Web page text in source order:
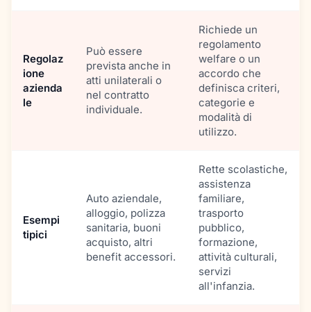
Regolaz
ione
azienda
le
Può essere
prevista anche in
atti unilaterali o
nel contratto
individuale.
Richiede un
regolamento
welfare o un
accordo che
definisca criteri,
categorie e
modalità di
utilizzo.
Esempi
tipici
Auto aziendale,
alloggio, polizza
sanitaria, buoni
acquisto, altri
benefit accessori.
Rette scolastiche,
assistenza
familiare,
trasporto
pubblico,
formazione,
attività culturali,
servizi
all'infanzia.